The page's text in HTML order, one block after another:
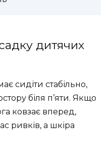
дитячих
сидіти стабільно,
біля п’яти. Якщо
ковзає вперед,
ривків, а шкіра